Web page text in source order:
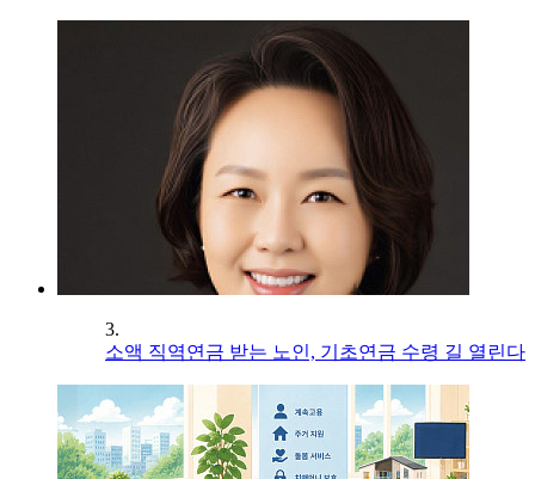
3.
소액 직역연금 받는 노인, 기초연금 수령 길 열린다